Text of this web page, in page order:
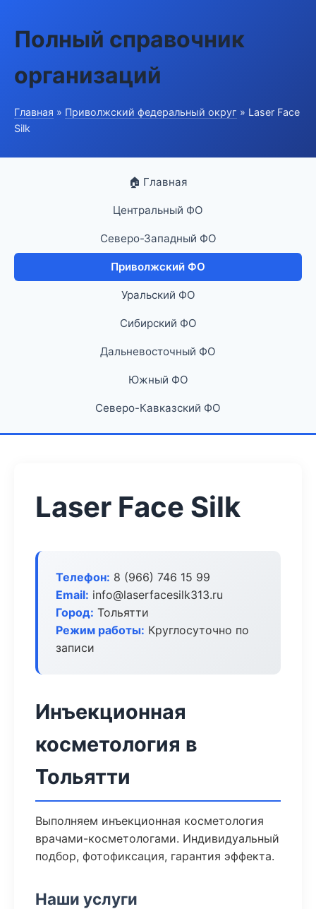
Полный справочник
организаций
Главная » Приволжский федеральный округ » Laser Face
Silk
🏠 Главная
Центральный ФО
Северо-Западный ФО
Приволжский ФО
Уральский ФО
Сибирский ФО
Дальневосточный ФО
Южный ФО
Северо-Кавказский ФО
Laser Face Silk
Телефон: 8 (966) 746 15 99
Email: info@laserfacesilk313.ru
Город: Тольятти
Режим работы: Круглосуточно по
записи
Инъекционная
косметология в
Тольятти
Выполняем инъекционная косметология
врачами-косметологами. Индивидуальный
подбор, фотофиксация, гарантия эффекта.
Наши услуги